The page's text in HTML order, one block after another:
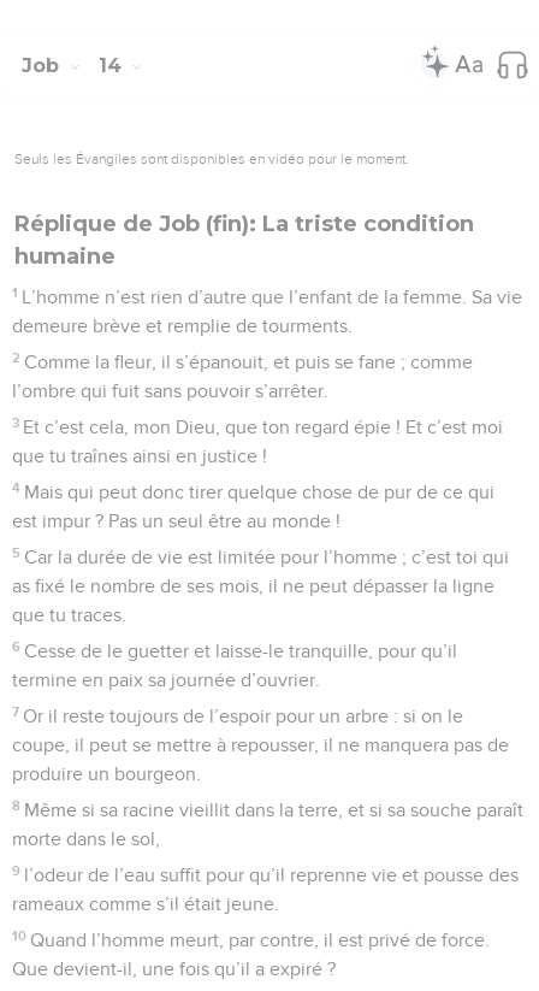
Job 14
Seuls les Évangiles sont disponibles en vidéo pour le moment.
Réplique de Job (fin): La triste condition
humaine
1 L’homme n’est rien d’autre que l’enfant de la femme. Sa vie
demeure brève et remplie de tourments.
2 Comme la fleur, il s’épanouit, et puis se fane ; comme
l’ombre qui fuit sans pouvoir s’arrêter.
3 Et c’est cela, mon Dieu, que ton regard épie ! Et c’est moi
que tu traînes ainsi en justice !
4 Mais qui peut donc tirer quelque chose de pur de ce qui
est impur ? Pas un seul être au monde !
5 Car la durée de vie est limitée pour l’homme ; c’est toi qui
as fixé le nombre de ses mois, il ne peut dépasser la ligne
que tu traces.
6 Cesse de le guetter et laisse-le tranquille, pour qu’il
termine en paix sa journée d’ouvrier.
7 Or il reste toujours de l’espoir pour un arbre : si on le
coupe, il peut se mettre à repousser, il ne manquera pas de
produire un bourgeon.
8 Même si sa racine vieillit dans la terre, et si sa souche paraît
morte dans le sol,
9 l’odeur de l’eau suffit pour qu’il reprenne vie et pousse des
rameaux comme s’il était jeune.
10 Quand l’homme meurt, par contre, il est privé de force.
Que devient-il, une fois qu’il a expiré ?